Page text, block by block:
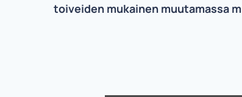
toiveiden mukainen muutamassa